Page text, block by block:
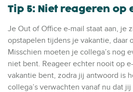
Tip 5: Niet reageren op
Je Out of Office e-mail staat aan, je
opstapelen tijdens je vakantie, daar
Misschien moeten je collega’s nog
niet bent. Reageer echter nooit op
vakantie bent, zodra jij antwoord is
collega’s verwachten vanaf nu dat